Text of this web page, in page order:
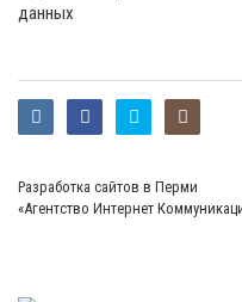
данных
Разработка сайтов в Перми
«Агентство Интернет